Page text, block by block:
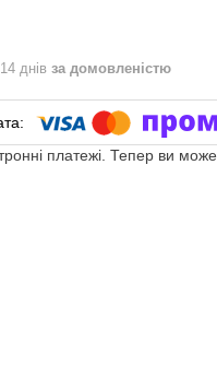
днів за домовленістю
платежі. Тепер ви